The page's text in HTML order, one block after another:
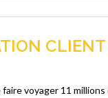
voyager 11